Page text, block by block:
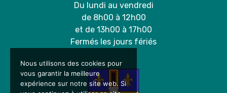
Du lundi au vendredi
de 8h00 à 12h00
et de 13h00 à 17h00
Fermés les jours fériés
Nous utilisons des cookies pour
vous garantir la meilleure
expérience sur notre site web. Si